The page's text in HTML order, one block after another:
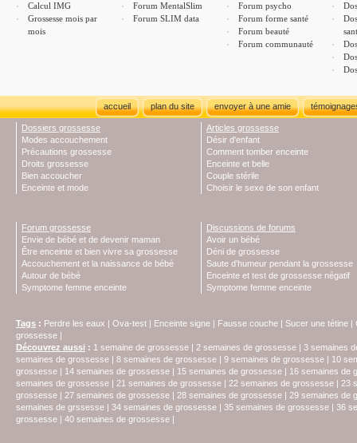
Calcul IMG
Grossesse mois par
mois
Forum MentalSlim
Forum SLIM data
Forum psycho
Forum forme santé
Forum beauté
Forum communauté
accueil plan du site envoyer à une amie
Dossiers grossesse
Modes accouchement
Précautions grossesse
Droits grossesse
Bien accoucher
Enceinte et mode
Articles grossesse
Désir d'enfant
Comment tomber enceinte
Enceinte et belle
Couple stérile
Choisir le sexe de son enfant
Forum grossesse
Envie de bébé et de devenir maman
Être enceinte et bien vivre sa grossesse
Accouchement et la naissance de bébé
Autour de bébé
Symptome femme enceinte
Discussions de forums
Avoir un bébé
Déni de grossesse
Saute d'humeur pendant la grossesse
Enceinte et test de grossesse négatif
Symptome femme enceinte
Tags : Perdre les eaux | Ova-test | Enceinte signe | Fausse couche | Sucer une tétine |
grossesse |
Découvrez aussi : 1 semaine de grossesse | 2 semaines de grossesse | 3 semaines
semaines de grossesse | 8 semaines de grossesse | 9 semaines de grossesse | 10
grossesse | 14 semaines de grossesse | 15 semaines de grossesse | 16 semaines de
semaines de grossesse | 21 semaines de grossesse | 22 semaines de grossesse | 23
grossesse | 27 semaines de grossesse | 28 semaines de grossesse | 29 semaines de
semaines de grssesse | 34 semaines de grossesse | 35 semaines de grossesse | 36
grossesse | 40 semaines de grossesse |